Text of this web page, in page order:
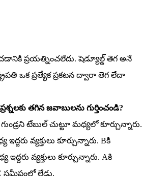
ప్రయత్నించలేదు. షెడ్యూల్డ్‌ తెగ అనే
ఒక ప్రత్యేక ప్రకటన ద్వారా తెగ లేదా
తగిన జవాబులను గుర్తించండి?
టేబుల్‌ చుట్టూ మధ్యలో కూర్చున్నారు.
వ్యక్తులు కూర్చున్నారు. Bకి
వ్యక్తులు కూర్చున్నారు. Aకి
సమీపంలో లేడు.